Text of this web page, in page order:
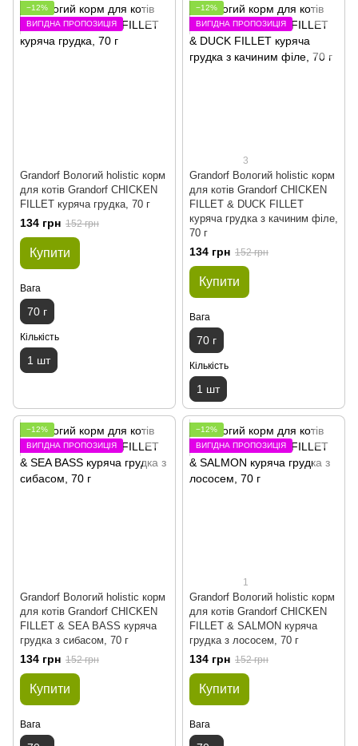
−12%
ВИГІДНА ПРОПОЗИЦІЯ
Grandorf Вологий holistic корм
для котів Grandorf CHICKEN
FILLET куряча грудка, 70 г
134 грн 152 грн
Купити
Вага
70 г
Кількість
1 шт
−12%
ВИГІДНА ПРОПОЗИЦІЯ
3
Grandorf Вологий holistic корм
для котів Grandorf CHICKEN
FILLET & DUCK FILLET
куряча грудка з качиним філе,
70 г
134 грн 152 грн
Купити
Вага
70 г
Кількість
1 шт
−12%
ВИГІДНА ПРОПОЗИЦІЯ
Grandorf Вологий holistic корм
для котів Grandorf CHICKEN
FILLET & SEA BASS куряча
грудка з сибасом, 70 г
134 грн 152 грн
Купити
Вага
−12%
ВИГІДНА ПРОПОЗИЦІЯ
1
Grandorf Вологий holistic корм
для котів Grandorf CHICKEN
FILLET & SALMON куряча
грудка з лососем, 70 г
134 грн 152 грн
Купити
Вага